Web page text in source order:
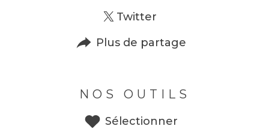
Twitter
Plus de partage
NOS OUTILS
Sélectionner